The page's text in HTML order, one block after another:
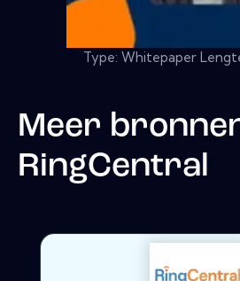
Type: Whitepaper
Meer
RingCentral